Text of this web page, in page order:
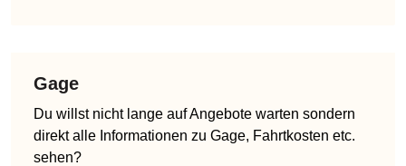
Gage
Du willst nicht lange auf Angebote warten sondern
direkt alle Informationen zu Gage, Fahrtkosten etc.
sehen?